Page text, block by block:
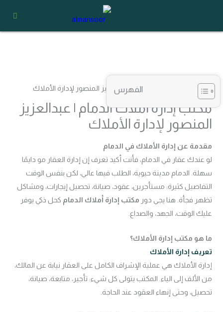
المحتوى
مكتب إدارة أملاك الدمام | عبدالعزيز
المنصور لإدارة الأملاك
الفهرس
مقدمة عن إدارة الأملاك في الدمام
لو عندك عقار في الدمام، فأنت أكيد تعرف إن إدارة العقار مو دايمًا
سهلة. الدمام مدينة حيوية، الطلب فيها عالي، لكن بنفس الوقت
التفاصيل كثيرة: مستأجرين، عقود، صيانة، تحصيل إيجارات، ومشاكل
تظهر فجأة. هنا يجي دور مكتب إدارة أملاك الدمام كحل ذكي يوفر
عليك الوقت، الجهد، والصداع.
ما هو مكتب إدارة الأملاك؟
تعريف إدارة الأملاك
إدارة الأملاك هي عملية الإشراف الكامل على العقار نيابة عن المالك،
من الألف إلى الياء. المكتب يتولى كل شيء: تأجير، متابعة، صيانة،
تحصيل، وحتى إنهاء العقود عند الحاجة.